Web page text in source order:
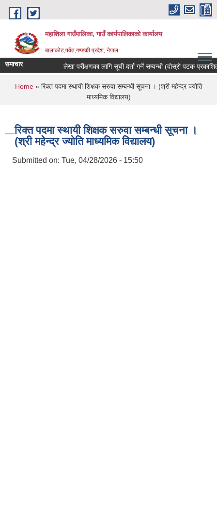
Skip to main content
महाशिला गाउँपालिका, गाउँ कार्यपालिकाको कार्यालय
बालाकोट,पर्वत,गण्डकी प्रदेश, नेपाल
समाचार लेखा परीक्षणका लागि सूची दर्ता गर्ने सम्वन्धी (दोस्रो पटक
You are here
Home» रिक्त पदमा स्थायी शिक्षक सरुवा सम्बन्धी सूचना । (श्री महेन्द्र ज्योति
माध्यमिक विद्यालय)
रिक्त पदमा स्थायी शिक्षक सरुवा सम्बन्धी सूचना ।
(श्री महेन्द्र ज्योति माध्यमिक विद्यालय)
Submitted on: Tue, 04/28/2026 - 15:50